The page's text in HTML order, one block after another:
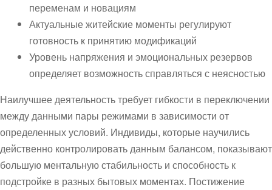
переменам и новациям
Актуальные житейские моменты регулируют
готовность к принятию модификаций
Уровень напряжения и эмоциональных резервов
определяет возможность справляться с неясностью
Наилучшее деятельность требует гибкости в переключении
между данными пары режимами в зависимости от
определенных условий. Индивиды, которые научились
действенно контролировать данным балансом, показывают
большую ментальную стабильность и способность к
подстройке в разных бытовых моментах. Постижение